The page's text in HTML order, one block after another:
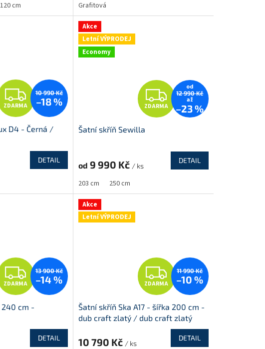
A
120 cm
A
Grafitová
Z
D
A
R
A
ZDARMA
10 990 Kč
–18 %
D4 - Černá /
DETAIL
Akce
Letní VÝPRODEJ
Economy
Z
D
R
A
ZDARMA
od
12 990 Kč
až
–23 %
Šatní skříň Sewilla
od 9 990 Kč / ks
DETAIL
203 cm 250 cm
Z
D
A
R
ZDARMA
13 900 Kč
–14 %
240 cm -
DETAIL
Akce
Letní VÝPRODEJ
Z
D
A
R
ZDARMA
11 990 Kč
–10 %
Šatní skříň Ska A17 - šířka 200 cm -
dub craft zlatý / dub craft zlatý
10 790 Kč / ks
DETAIL